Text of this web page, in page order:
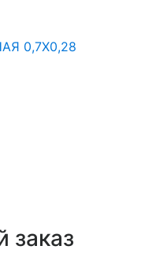
0,7X0,28
заказ